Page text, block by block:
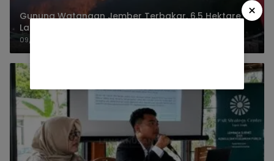
Gunung Watangan Jember Terbakar, 6,5 Hektare
Lahan Perhutani
09/08/2026
×